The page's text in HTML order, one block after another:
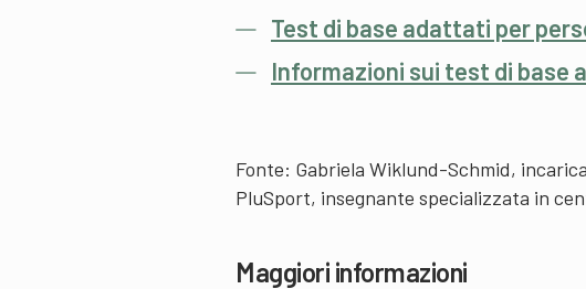
Test di base adattati per
Informazioni sui test di base
Fonte: Gabriela Wiklund-Schmid,
PluSport, insegnante specializzata in
Maggiori informazioni